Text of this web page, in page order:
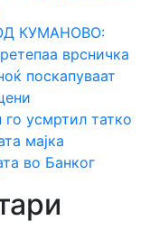
КУМАНОВО:
врсничка
поскапуваат
усмртил татко
мајка
во Банког